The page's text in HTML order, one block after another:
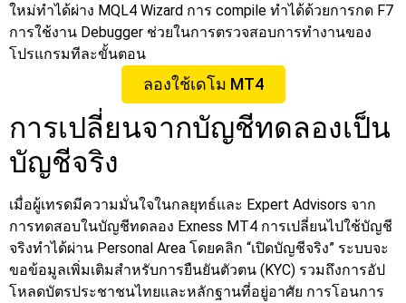
ใหม่ทำได้ผ่าง MQL4 Wizard การ compile ทำได้ด้วยการกด F7
การใช้งาน Debugger ช่วยในการตรวจสอบการทำงานของ
โปรแกรมทีละขั้นตอน
ลองใช้เดโม MT4
การเปลี่ยนจากบัญชีทดลองเป็น
บัญชีจริง
เมื่อผู้เทรดมีความมั่นใจในกลยุทธ์และ Expert Advisors จาก
การทดสอบในบัญชีทดลอง Exness MT4 การเปลี่ยนไปใช้บัญชี
จริงทำได้ผ่าน Personal Area โดยคลิก “เปิดบัญชีจริง” ระบบจะ
ขอข้อมูลเพิ่มเติมสำหรับการยืนยันตัวตน (KYC) รวมถึงการอัป
โหลดบัตรประชาชนไทยและหลักฐานที่อยู่อาศัย การโอนการ